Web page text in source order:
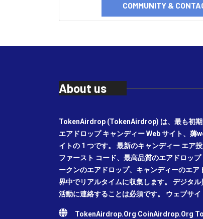
COMMUNITY &
About us
TokenAirdrop (TokenAirdrop) は、最も初期
エアドロップ キャンディー Web サイト、薅
イトの 1 つです。 最新のキャンディー エア
ファースト コード、最高品質のエアドロッ
ークンのエアドロップ、キャンディーのエ
界中でリアルタイムに収集します。 デジタ
活動に連絡することは必須です。 ウェブサイ
TokenAirdrop.Org CoinAirdrop.Org